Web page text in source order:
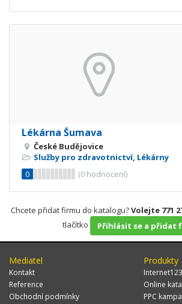
Lékárna Šumava
České Budějovice
Služby pro zdravotnictví, Lékárny
0
(0 hodnocení)
Chcete přidat firmu do katalogu?Volejte 771
tlačítko
Přihlásit se a přidat
Mediatel
Kontakt
Reference
Obchodní podmínky
Produkty
Online
PPC